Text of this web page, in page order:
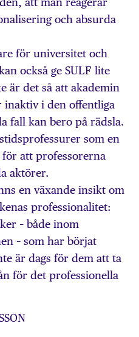
och absurda
för universitet och
också ge SULF lite
är det så att akademin
i den offentliga
fall kan bero på rädsla.
som en
att professorerna
aktörer.
en växande insikt om
professionalitet:
– både inom
– som har börjat
är dags för dem att ta
för det professionella